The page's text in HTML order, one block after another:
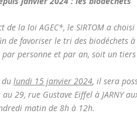
de la loi AGEC*, le SIRTOM a
de favoriser le tri des biodéchets
par personne et par an, soit un
dulundi 15 janvier 2024, il sera
au 29, rue Gustave Eiffel à
matin de 8h à 12h.